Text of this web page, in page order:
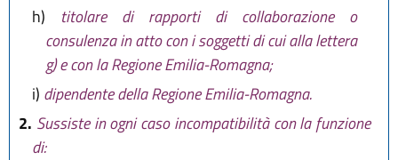
h)
titolare di rapporti di collaborazione o
consulenza in atto con i soggetti di cui alla lettera
g) e con la Regione Emilia-Romagna;
i) dipendente della Regione Emilia-Romagna.
2. Sussiste in ogni caso incompatibilità con la funzione
di: